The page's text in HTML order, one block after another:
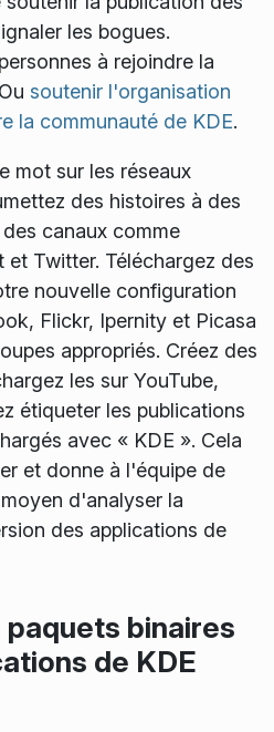
les bogues.
à rejoindre la
soutenir l'organisation
la communauté de KDE.
mot sur les réseaux
des histoires à des
canaux comme
Twitter. Téléchargez des
nouvelle configuration
Flickr, Ipernity et Picasa
appropriés. Créez des
les sur YouTube,
étiqueter les publications
avec « KDE ». Cela
et donne à l'équipe de
d'analyser la
des applications de
binaires
de KDE